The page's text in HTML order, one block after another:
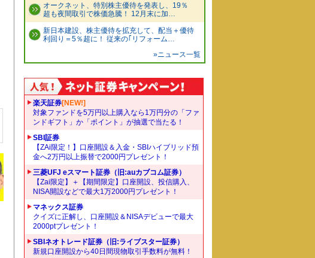
オークネット、特別株主優待を発表し、19％
超も夜間取引で株価急騰！ 12月末に加…
新日本建設、株主優待を拡充して、配当＋優待
利回り＝5％超に！ 従来の｢リフォーム…
»ニュース一覧
楽天証券[NEW!]
対象ファンドを5万円以上購入なら1万円分の「ファ
ンドギフト」か「ポイント」が抽選で当たる！
SBI証券
【ZAi限定！】口座開設＆入金・SBIハイブリッド預
金へ2万円以上振替で2000円プレゼント！
三菱UFJ eスマート証券（旧:auカブコム証券）
【Zai限定】＋【期間限定】口座開設、投信購入、
NISA開設などで最大1万2000円プレゼント！
マネックス証券
クイズに正解し、口座開設＆NISAデビューで最大
2000ptプレゼント！
SBIネオトレード証券（旧:ライブスター証券）
新規口座開設から40日間現物取引手数料が無料！